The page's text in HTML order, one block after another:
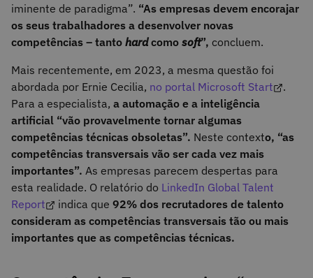
iminente de paradigma”. “As empresas devem encorajar
os seus trabalhadores a desenvolver novas
competências – tanto hardcomo soft”, concluem.
Mais recentemente, em 2023, a mesma questão foi
abordada por Ernie Cecilia, no portal Microsoft Start
.
Para a especialista, a automação e a inteligência
artificial “vão provavelmente tornar algumas
competências técnicas obsoletas”. Neste contexto, “as
competências transversais vão ser cada vez mais
importantes”. As empresas parecem despertas para
esta realidade. O relatório do LinkedIn Global Talent
Report
indica que 92% dos recrutadores de talento
consideram as competências transversais tão ou mais
importantes que as competências técnicas.